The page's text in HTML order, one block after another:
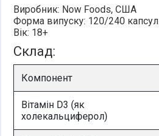
Виробник: Now Foods, США
Форма випуску: 120/240 капсул
Вік: 18+
Склад:
Компонент
Вітамін D3 (як
холекальциферол)